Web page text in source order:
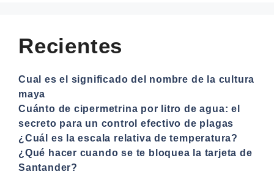
Recientes
Cual es el significado del nombre de la cultura
maya
Cuánto de cipermetrina por litro de agua: el
secreto para un control efectivo de plagas
¿Cuál es la escala relativa de temperatura?
¿Qué hacer cuando se te bloquea la tarjeta de
Santander?